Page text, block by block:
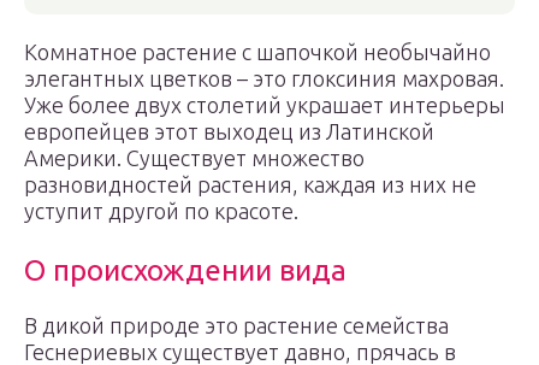
Комнатное растение с шапочкой необычайно
элегантных цветков – это глоксиния махровая.
Уже более двух столетий украшает интерьеры
европейцев этот выходец из Латинской
Америки. Существует множество
разновидностей растения, каждая из них не
уступит другой по красоте.
О происхождении вида
В дикой природе это растение семейства
Геснериевых существует давно, прячась в